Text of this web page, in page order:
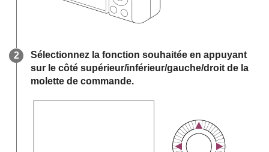
Sélectionnez la fonction souhaitée en appuyant
sur le côté supérieur/inférieur/gauche/droit de la
molette de commande.